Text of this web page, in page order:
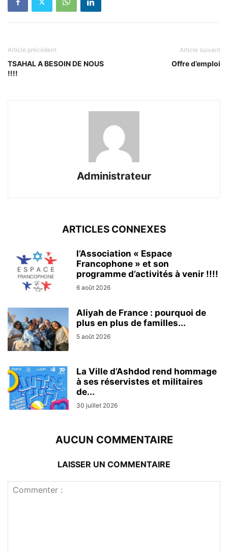
Article précédent
TSAHAL A BESOIN DE NOUS
!!!!
Article suivant
Offre d’emploi
Administrateur
ARTICLES CONNEXES
l’Association « Espace
Francophone » et son
programme d’activités à venir !!!!
6 août 2026
Aliyah de France : pourquoi de
plus en plus de familles...
5 août 2026
La Ville d’Ashdod rend hommage
à ses réservistes et militaires
de...
30 juillet 2026
AUCUN COMMENTAIRE
LAISSER UN COMMENTAIRE